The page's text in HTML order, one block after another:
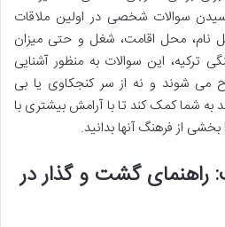
سوالات شخصی در اولین ملاقات
نام، محل اقامت، شغل و حتی میزان
ترکیه، این سوالات به منظور آشنایی
می شوند و نه از سر کنجکاوی یا بی
به شما کمک کند تا با آرامش بیشتری با
از فرهنگ آنها بدانید.
راهنمای گشت و گذار در